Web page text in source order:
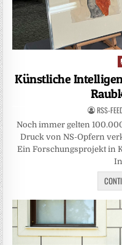
Künstliche
RSS-
Noch immer gelten
Druck von NS-Opfern
Ein Forschungsprojekt in